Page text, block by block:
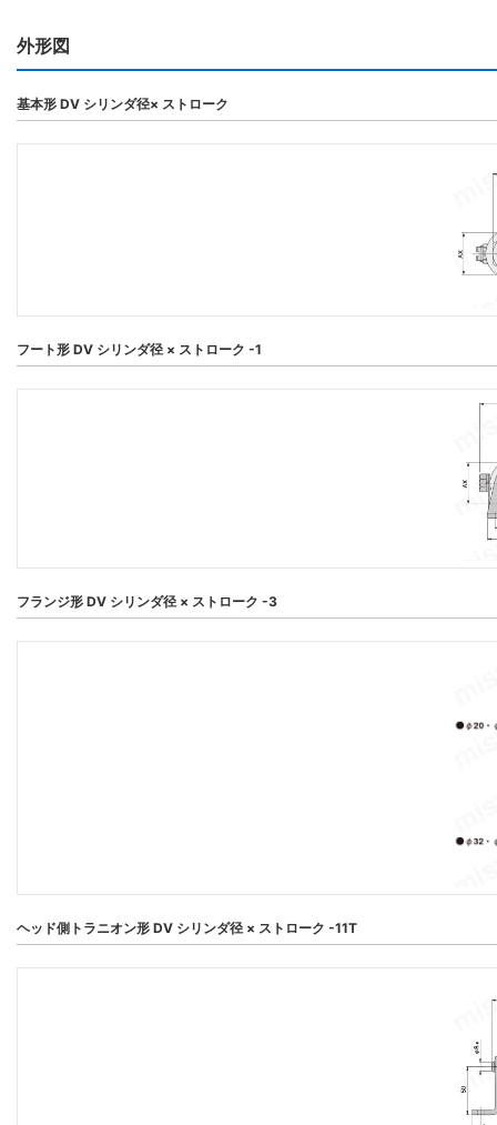
外形図
基本形 DV シリンダ径× ストローク
フート形 DV シリンダ径 × ストローク -1
フランジ形 DV シリンダ径 × ストローク -3
ヘッド側トラニオン形 DV シリンダ径 × ストローク -11T